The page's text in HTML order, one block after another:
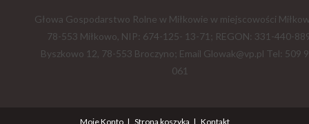
Głowa Gospodarstwo Rolne w Miłkowie w miejscowości
78-553 Miłkowo, NIP: 674-125- 13-71; REGON: 331-440-
Byszkowo 12, 78-553 Broczyno; Email Glowak@vp.pl Tel: 509
061
Moje Konto Strona koszyka Kontakt